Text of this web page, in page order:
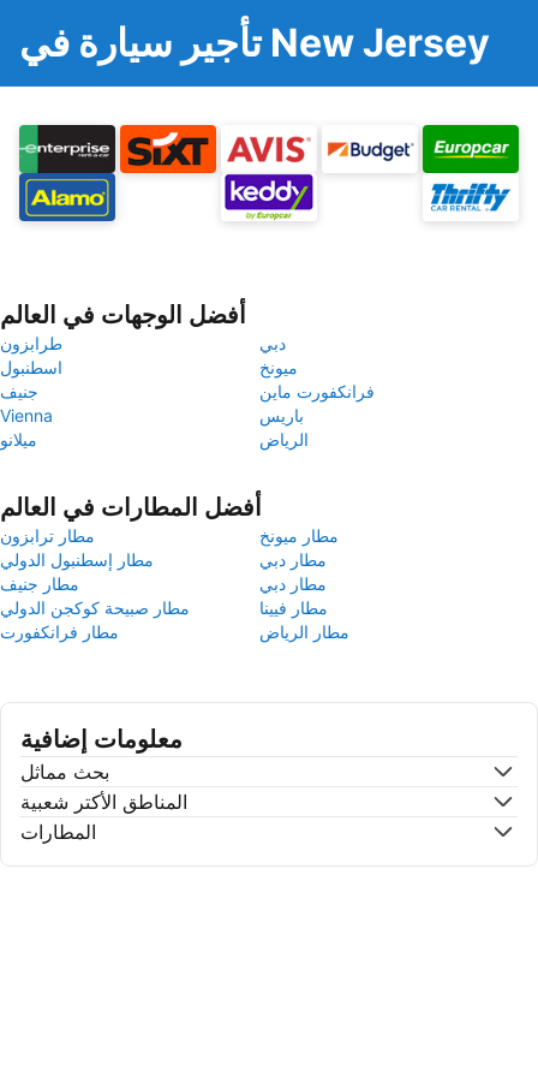
تأجير سيارة في New Jersey
أفضل الوجهات في العالم
طرابزون
دبي
اسطنبول
ميونخ
جنيف
فرانكفورت ماين
Vienna
باريس
ميلانو
الرياض
أفضل المطارات في العالم
مطار ترابزون
مطار ميونخ
مطار إسطنبول الدولي
مطار دبي
مطار جنيف
مطار دبي
مطار صبيحة كوكجن الدولي
مطار فيينا
مطار فرانكفورت
مطار الرياض
معلومات إضافية
بحث مماثل
المناطق الأكتر شعبية
المطارات